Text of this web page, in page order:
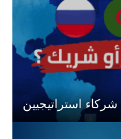
استراتيجيين